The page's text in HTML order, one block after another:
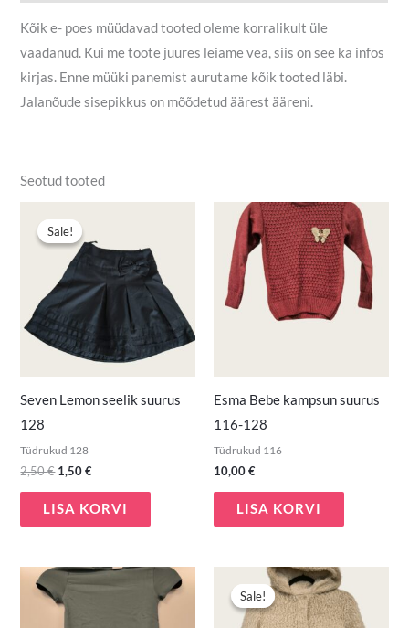
Kõik e- poes müüdavad tooted oleme korralikult üle
vaadanud. Kui me toote juures leiame vea, siis on see ka infos
kirjas. Enne müüki panemist aurutame kõik tooted läbi.
Jalanõude sisepikkus on mõõdetud äärest ääreni.
Seotud tooted
Sale!
Sale!
Seven Lemon seelik suurus
128
Tüdrukud 128
2,50€
hind
oli:
2,50 €.
1,50€
on:
1,50 €.
LISA KORVI
Esma Bebe kampsun suurus
116-128
Tüdrukud 116
10,00€
LISA KORVI
Sale!
Sale!
Algne
hind
oli:
7,90 €.
Praegune
hind
on:
4,50 €.